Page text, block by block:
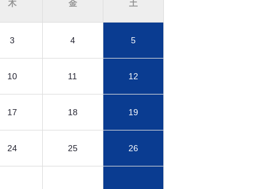
木 金 土
3 4 5
10 11 12
17 18 19
24 25 26